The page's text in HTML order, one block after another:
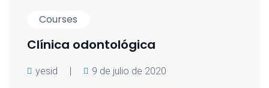
Courses
Clínica odontológica
yesid 9 de julio de 2020